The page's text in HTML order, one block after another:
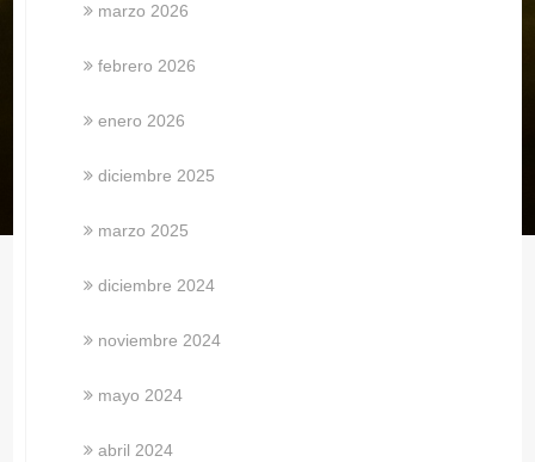
marzo 2026
febrero 2026
enero 2026
diciembre 2025
marzo 2025
diciembre 2024
noviembre 2024
mayo 2024
abril 2024